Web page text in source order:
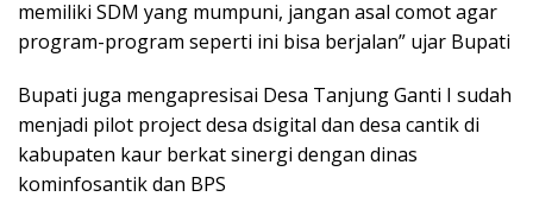
memiliki SDM yang mumpuni, jangan asal comot agar
program-program seperti ini bisa berjalan” ujar Bupati
Bupati juga mengapresisai Desa Tanjung Ganti I sudah
menjadi pilot project desa dsigital dan desa cantik di
kabupaten kaur berkat sinergi dengan dinas
kominfosantik dan BPS